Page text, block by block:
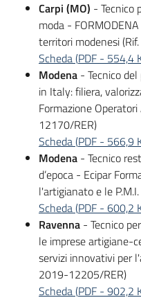
Carpi (MO) - Tecnico
moda -
territori modenesi
Scheda(PDF - 554,4
Modena - Tecnico
in Italy: filiera,
Formazione
12170/RER)
Scheda(PDF - 566,9
Modena - Tecnico
d’epoca - Ecipar
l'artigianato e le
Scheda(PDF - 600,2
Ravenna - Tecnico
le imprese artigiane-
servizi innovativi per
2019-12205/RER)
Scheda(PDF - 902,2